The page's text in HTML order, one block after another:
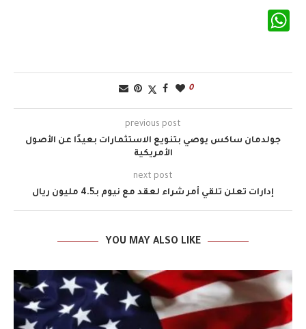
0
previous post
جولدمان ساكس يوصي بتنويع الاستثمارات بعيدًا عن الأصول
الأمريكية
next post
إدارات تعلن تلقي أمر شراء لعقد مع نيوم بـ4.5 مليون ريال
YOU MAY ALSO LIKE